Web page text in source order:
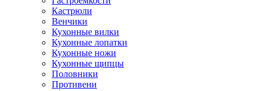
Кастрюли
Венчики
Кухонные вилки
Кухонные лопатки
Кухонные ножи
Кухонные щипцы
Половники
Противени